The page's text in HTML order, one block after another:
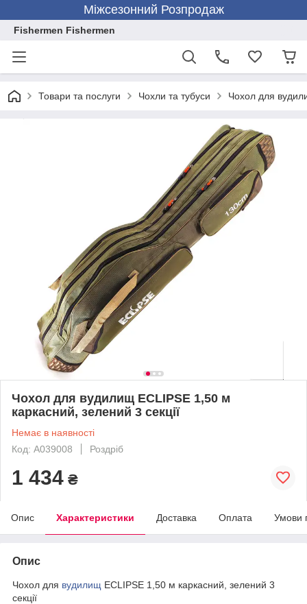
Міжсезонний Розпродаж
Fishermen Fishermen
Товари та послуги Чохли та тубуси Чохол для
Чохол для вудилищ ECLIPSE 1,50 м
каркасний, зелений 3 секції
Немає в наявності
Код: А039008
Роздріб
1 434 ₴
Опис Характеристики Доставка Оплата Умови
Опис
Чохол для вудилищ ECLIPSE 1,50 м каркасний, зелений 3
секції